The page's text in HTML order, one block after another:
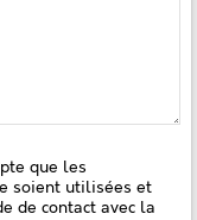
que les
soient utilisées et
de contact avec la